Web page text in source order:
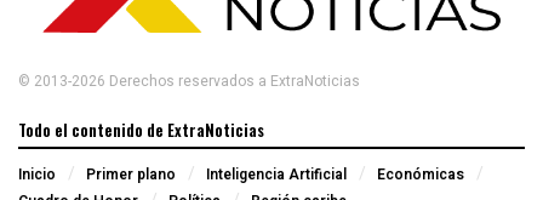
© 2013-2026 Derechos reservados a ExtraNoticias
Todo el contenido de ExtraNoticias
Inicio Primer plano Inteligencia Artificial
Económicas